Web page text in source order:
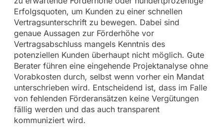
Erfolgsquoten, um Kunden zu einer schnellen
Vertragsunterschrift zu bewegen. Dabei sind
genaue Aussagen zur Förderhöhe vor
Vertragsabschluss mangels Kenntnis des
potenziellen Kunden überhaupt nicht möglich. Gute
Berater führen eine eingehende Projektanalyse ohne
Vorabkosten durch, selbst wenn vorher ein Mandat
unterschrieben wird. Entscheidend ist, dass im Falle
von fehlenden Förderansätzen keine Vergütungen
fällig werden und das auch transparent
kommuniziert wird.